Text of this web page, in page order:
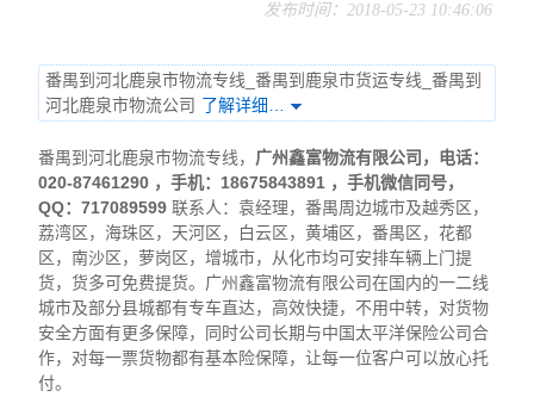
发布时间：2018-05-23 10:46:06
番禺到河北鹿泉市物流专线_番禺到鹿泉市货运专线_番禺到
河北鹿泉市物流公司 了解详细…
番禺到河北鹿泉市物流专线， 广州鑫富物流有限公司 ，电话：
020-87461290 ，手机：18675843891 ，手机微信同号，
QQ：717089599联系人：袁经理，番禺周边城市及越秀区，
荔湾区，海珠区，天河区，白云区，黄埔区，番禺区，花都
区，南沙区，萝岗区，增城市，从化市均可安排车辆上门提
货，货多可免费提货。广州鑫富物流有限公司在国内的一二线
城市及部分县城都有专车直达，高效快捷，不用中转，对货物
安全方面有更多保障，同时公司长期与中国太平洋保险公司合
作，对每一票货物都有基本险保障，让每一位客户可以放心托
付。